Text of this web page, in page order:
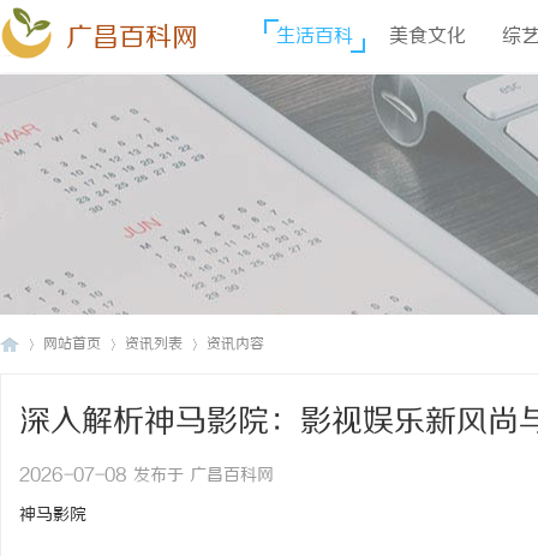
广昌百科网 生活百科 美食文化 综
网站首页 资讯列表 资讯内容
深入解析神马影院：影视娱乐新风尚
2026-07-08 发布于 广昌百科网
神马影院